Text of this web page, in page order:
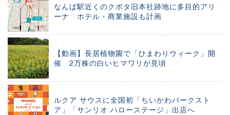
なんば駅近くのクボタ旧本社跡地に多目的アリ
ーナ ホテル・商業施設も計画
【動画】長居植物園で「ひまわりウィーク」開
催 2万株の白いヒマワリが見頃
ルクア サウスに全国初「ちいかわパークスト
ア」「サンリオ ハローステージ」出店へ